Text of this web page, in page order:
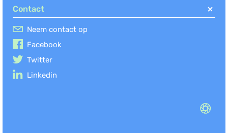
Contact
Neem contact op
Facebook
Twitter
Linkedin